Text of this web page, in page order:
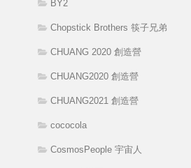
BY2
Chopstick Brothers 筷子兄弟
CHUANG 2020 創造營
CHUANG2020 創造營
CHUANG2021 創造營
cococola
CosmosPeople 宇宙人